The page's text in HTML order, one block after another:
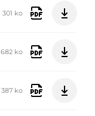
301 ko
682 ko
387 ko